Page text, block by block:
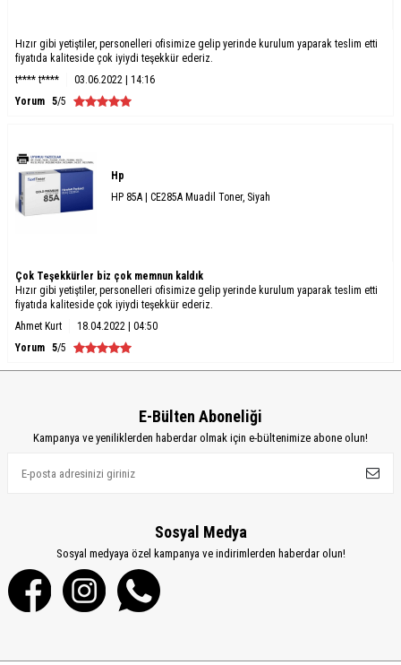
Hızır gibi yetiştiler, personelleri ofisimize gelip yerinde kurulum yaparak teslim etti
fiyatıda kaliteside çok iyiydi teşekkür ederiz.
t**** t****
03.06.2022 | 14:16
Yorum 5/5
Hp
HP 85A | CE285A Muadil Toner, Siyah
Çok Teşekkürler biz çok memnun kaldık
Hızır gibi yetiştiler, personelleri ofisimize gelip yerinde kurulum yaparak teslim etti
fiyatıda kaliteside çok iyiydi teşekkür ederiz.
Ahmet Kurt
18.04.2022 | 04:50
Yorum 5/5
E-Bülten Aboneliği
Kampanya ve yeniliklerden haberdar olmak için e-bültenimize abone olun!
Sosyal Medya
Sosyal medyaya özel kampanya ve indirimlerden haberdar olun!